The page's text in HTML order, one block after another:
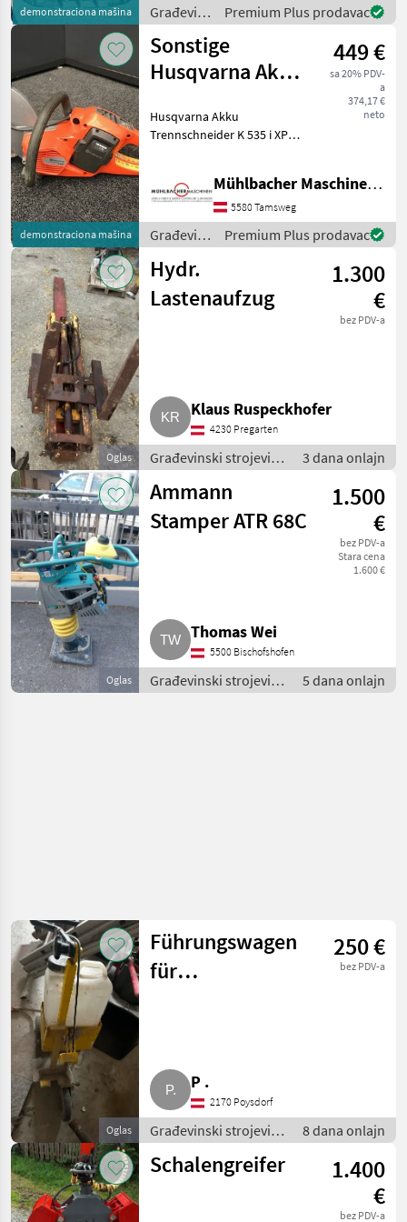
demonstraciona mašina
Građevinski
strojevi /
Husqvarna
Premium Plus prodavac
demonstraciona mašina
Sonstige
Husqvarna Akku
K535iXP
449 €
sa 20% PDV-
a
374,17 €
neto
Husqvarna Akku
Trennschneider K 535 i XP
Neugarantie - exzellente
Ausgabeleistung bei
leichteren Betonarbeiten -
er
Mühlbacher Maschinen GmbH
5580 Tamsweg
Građevinski
strojevi /
Sonstige
Premium Plus prodavac
Oglas
Hydr.
Lastenaufzug
1.300
€
bez PDV-a
Klaus Ruspeckhofer
4230 Pregarten
Građevinski strojevi /
Mali građevinski
strojevi
3 dana onlajn
Oglas
Ammann
Stamper ATR 68C
1.500
€
bez PDV-a
Stara cena
1.600 €
Thomas Wei
5500 Bischofshofen
Građevinski strojevi /
Mali građevinski
5 dana onlajn
Oglas
Führungswagen
für
250 €
bez PDV-a
P .
2170 Poysdorf
Građevinski strojevi /
Mali građevinski
strojevi
8 dana onlajn
Schalengreifer
1.400
€
bez PDV-a